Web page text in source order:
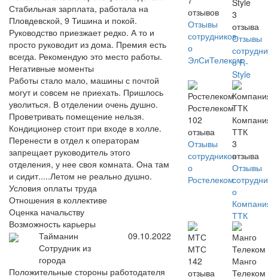
Стабильная зарплата, работала на
Пловдевской, 9 Тишина и покой.
Руководство приезжает редко. А то и
просто руководит из дома. Премия есть
всегда. Рекомендую это место работы.
Негативные моменты
Работы стало мало, машины с почтой
могут и совсем не приехать. Пришлось
уволиться. В отделении очень душно.
Проветривать помещение нельзя.
Кондиционер стоит при входе в холле.
Перенести в отдел к операторам
запрещает руководитель этого
отделения, у нее своя комната. Она там
и сидит.....Летом не реально душно.
Условия оплаты труда
Отношения в коллективе
Оценка начальству
Возможность карьеры
Тайманин
Сотрудник из
города
09.10.2022
Положительные стороны работодателя
отзывов
Отзывы
сотрудников
о
ЭлСиТелеком
Style
3
отзыва
Отзывы
о R-
Style
Ростелеком
102
отзыва
Отзывы
сотрудников
о
Ростелеком
ТТК
3
отзыва
Отзывы
о
ТТК
МТС
142
отзыва
Манго
Телеком